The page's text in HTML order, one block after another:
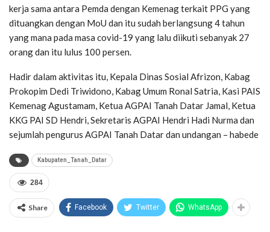
kerja sama antara Pemda dengan Kemenag terkait PPG yang
dituangkan dengan MoU dan itu sudah berlangsung 4 tahun
yang mana pada masa covid-19 yang lalu diikuti sebanyak 27
orang dan itu lulus 100 persen.
Hadir dalam aktivitas itu, Kepala Dinas Sosial Afrizon, Kabag
Prokopim Dedi Triwidono, Kabag Umum Ronal Satria, Kasi PAIS
Kemenag Agustamam, Ketua AGPAI Tanah Datar Jamal, Ketua
KKG PAI SD Hendri, Sekretaris AGPAI Hendri Hadi Nurma dan
sejumlah pengurus AGPAI Tanah Datar dan undangan – habede
Kabupaten_Tanah_Datar
284
Share Facebook Twitter WhatsApp